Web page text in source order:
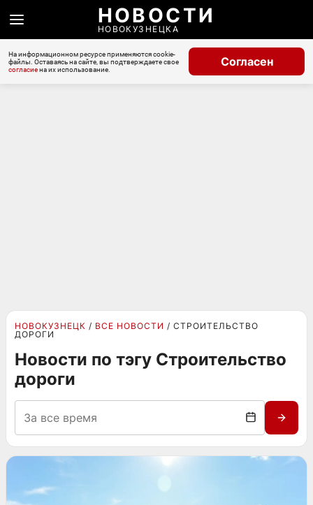
НОВОСТИ
НОВОКУЗНЕЦКА
На информационном ресурсе применяются cookie-
файлы. Оставаясь на сайте, вы подтверждаете свое
согласиена их использование.
Согласен
НОВОКУЗНЕЦК ВСЕ НОВОСТИ
СТРОИТЕЛЬСТВО
ДОРОГИ
Новости по тэгу Строительство
дороги